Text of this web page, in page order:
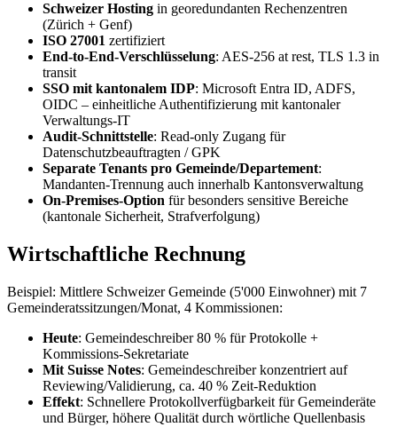
Schweizer Hosting in georedundanten Rechenzentren
(Zürich + Genf)
ISO 27001 zertifiziert
End-to-End-Verschlüsselung: AES-256 at rest, TLS 1.3 in
transit
SSO mit kantonalem IDP: Microsoft Entra ID, ADFS,
OIDC – einheitliche Authentifizierung mit kantonaler
Verwaltungs-IT
Audit-Schnittstelle: Read-only Zugang für
Datenschutzbeauftragten / GPK
Separate Tenants pro Gemeinde/Departement:
Mandanten-Trennung auch innerhalb Kantonsverwaltung
On-Premises-Option für besonders sensitive Bereiche
(kantonale Sicherheit, Strafverfolgung)
Wirtschaftliche Rechnung
Beispiel: Mittlere Schweizer Gemeinde (5'000 Einwohner) mit 7
Gemeinderatssitzungen/Monat, 4 Kommissionen:
Heute: Gemeindeschreiber 80 % für Protokolle +
Kommissions-Sekretariate
Mit Suisse Notes: Gemeindeschreiber konzentriert auf
Reviewing/Validierung, ca. 40 % Zeit-Reduktion
Effekt: Schnellere Protokollverfügbarkeit für Gemeinderäte
und Bürger, höhere Qualität durch wörtliche Quellenbasis